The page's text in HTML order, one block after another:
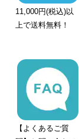
11,000円(税込)以
上で送料無料！
【よくあるご質